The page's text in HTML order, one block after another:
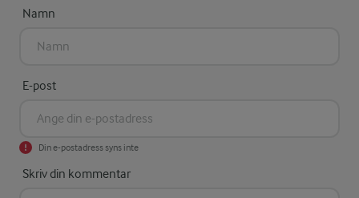
Namn
E-post
Din e-postadress syns inte
Skriv din kommentar